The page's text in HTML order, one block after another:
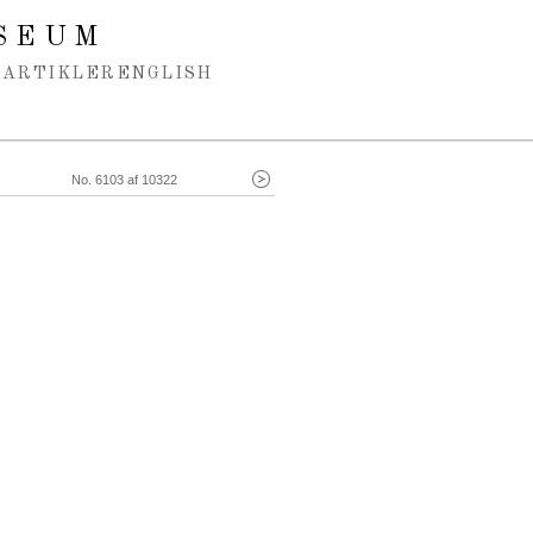
ENGLISH
No. 6103 af 10322